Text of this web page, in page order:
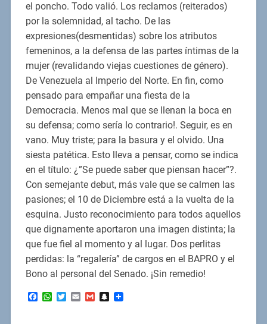
el poncho. Todo valió. Los reclamos (reiterados)
por la solemnidad, al tacho. De las
expresiones(desmentidas) sobre los atributos
femeninos, a la defensa de las partes íntimas de la
mujer (revalidando viejas cuestiones de género).
De Venezuela al Imperio del Norte. En fin, como
pensado para empañar una fiesta de la
Democracia. Menos mal que se llenan la boca en
su defensa; como sería lo contrario!. Seguir, es en
vano. Muy triste; para la basura y el olvido. Una
siesta patética. Esto lleva a pensar, como se indica
en el título: ¿”Se puede saber que piensan hacer”?.
Con semejante debut, más vale que se calmen las
pasiones; el 10 de Diciembre está a la vuelta de la
esquina. Justo reconocimiento para todos aquellos
que dignamente aportaron una imagen distinta; la
que fue fiel al momento y al lugar. Dos perlitas
perdidas: la “regalería” de cargos en el BAPRO y el
Bono al personal del Senado. ¡Sin remedio!
Facebook
WhatsApp
Twitter
EmailGmailSnapchat